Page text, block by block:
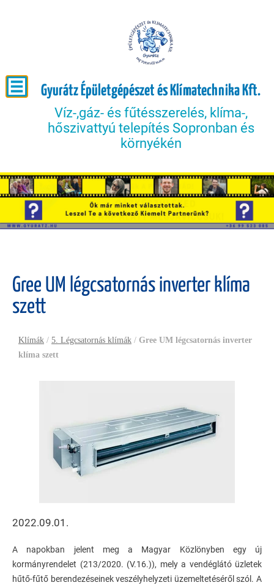
Gyurátz Épületgépészet és Klímatechnika Kft.
Víz-,gáz- és fűtésszerelés, klíma-,
hőszivattyú telepítés Sopronban és
környékén
Gree UM légcsatornás inverter klíma
szett
Klímák / 5. Légcsatornás klímák / Gree UM légcsatornás inverter
klíma szett
2022.09.01.
A napokban jelent meg a Magyar Közlönyben egy új
kormányrendelet (213/2020. (V.16.)), mely a vendéglátó üzletek
hűtő-fűtő berendezéseinek veszélyhelyzeti üzemeltetéséről szól. A